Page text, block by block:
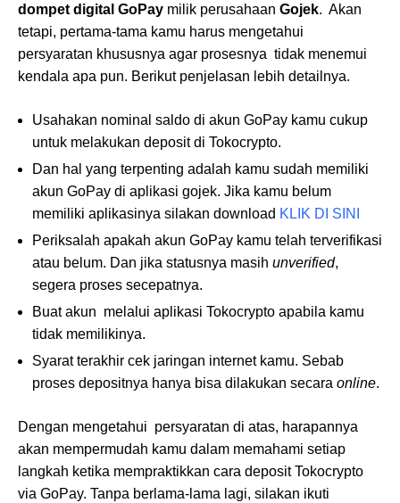
dompet digital GoPay milik perusahaan Gojek. Akan
tetapi, pertama-tama kamu harus mengetahui
persyaratan khususnya agar prosesnya tidak menemui
kendala apa pun. Berikut penjelasan lebih detailnya.
Usahakan nominal saldo di akun GoPay kamu cukup
untuk melakukan deposit di Tokocrypto.
Dan hal yang terpenting adalah kamu sudah memiliki
akun GoPay di aplikasi gojek. Jika kamu belum
memiliki aplikasinya silakan download KLIK DI SINI
Periksalah apakah akun GoPay kamu telah terverifikasi
atau belum. Dan jika statusnya masih unverified,
segera proses secepatnya.
Buat akun melalui aplikasi Tokocrypto apabila kamu
tidak memilikinya.
Syarat terakhir cek jaringan internet kamu. Sebab
proses depositnya hanya bisa dilakukan secara online.
Dengan mengetahui persyaratan di atas, harapannya
akan mempermudah kamu dalam memahami setiap
langkah ketika mempraktikkan cara deposit Tokocrypto
via GoPay. Tanpa berlama-lama lagi, silakan ikuti